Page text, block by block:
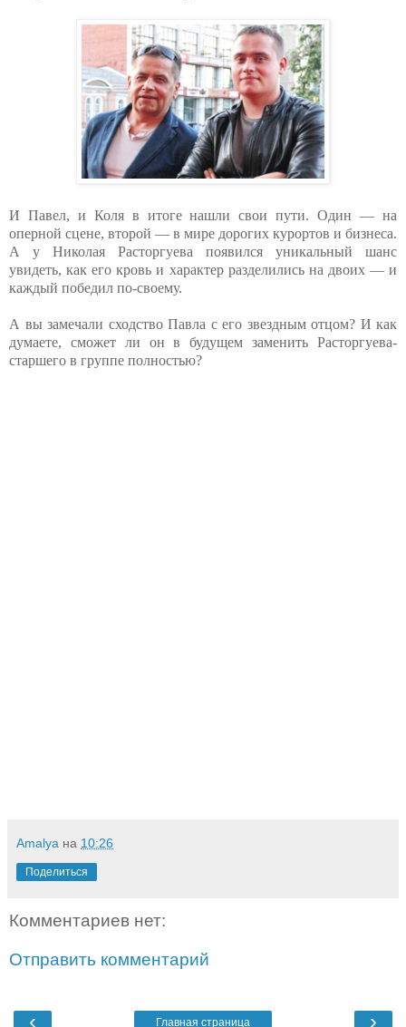
И Павел, и Коля в итоге нашли свои пути. Один — на
оперной сцене, второй — в мире дорогих курортов и бизнеса.
А у Николая Расторгуева появился уникальный шанс
увидеть, как его кровь и характер разделились на двоих — и
каждый победил по-своему.
А вы замечали сходство Павла с его звездным отцом? И как
думаете, сможет ли он в будущем заменить Расторгуева-
старшего в группе полностью?
Amalya на 10:26
Поделиться
Комментариев нет:
Отправить комментарий
‹ ›
Главная страница